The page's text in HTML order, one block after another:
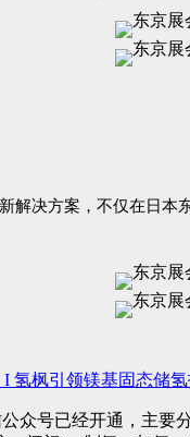
解决方案，不仅在日本
I 氢枫引领镁基固态储
众号已经开通，主要